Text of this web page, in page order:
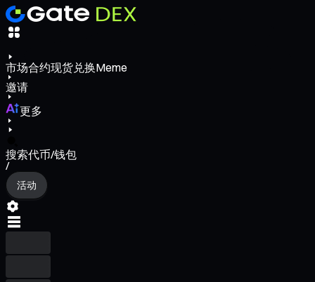
市场合约现货兑换Meme
邀请
更多
搜索代币/钱包
/
活动